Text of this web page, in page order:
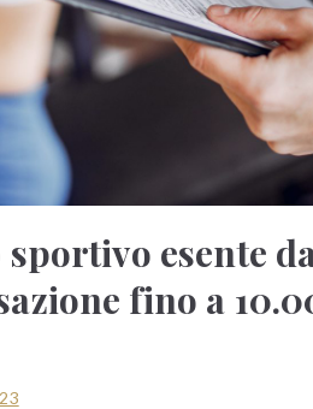
esente
fino a